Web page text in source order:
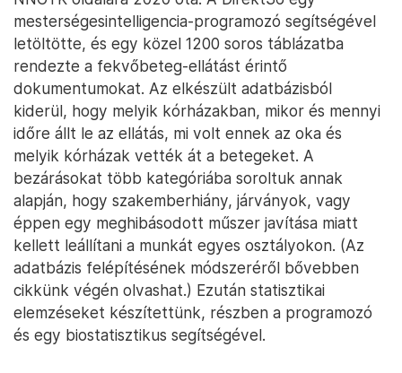
mesterségesintelligencia-programozó segítségével
letöltötte, és egy közel 1200 soros táblázatba
rendezte a fekvőbeteg-ellátást érintő
dokumentumokat. Az elkészült adatbázisból
kiderül, hogy melyik kórházakban, mikor és mennyi
időre állt le az ellátás, mi volt ennek az oka és
melyik kórházak vették át a betegeket. A
bezárásokat több kategóriába soroltuk annak
alapján, hogy szakemberhiány, járványok, vagy
éppen egy meghibásodott műszer javítása miatt
kellett leállítani a munkát egyes osztályokon. (Az
adatbázis felépítésének módszeréről bővebben
cikkünk végén olvashat.) Ezután statisztikai
elemzéseket készítettünk, részben a programozó
és egy biostatisztikus segítségével.